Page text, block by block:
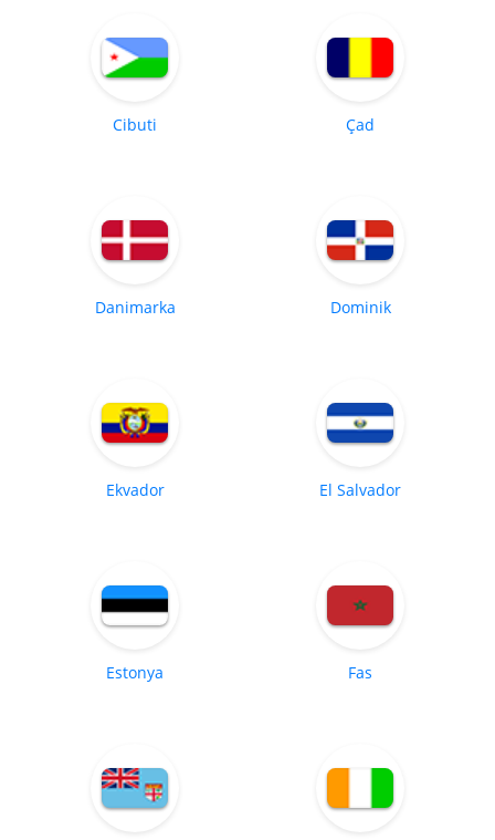
Cibuti Çad
Danimarka Dominik
Ekvador El Salvador
Estonya Fas